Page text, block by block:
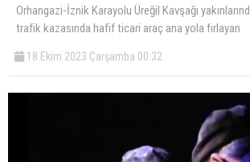
Orhangazi-İznik Karayolu Üreğil Kavşağı
trafik kazasında hafif ticari araç ana yola fırlayan
18 Ekim 2023 Çarşamba 00:32